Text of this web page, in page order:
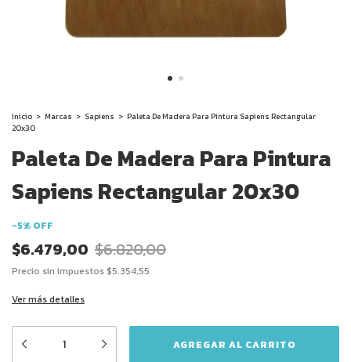
Inicio > Marcas > Sapiens > Paleta De Madera Para Pintura Sapiens Rectangular
20x30
Paleta De Madera Para Pintura
Sapiens Rectangular 20x30
-5% OFF
$6.479,00 $6.820,00
Precio sin impuestos$5.354,55
Ver más detalles